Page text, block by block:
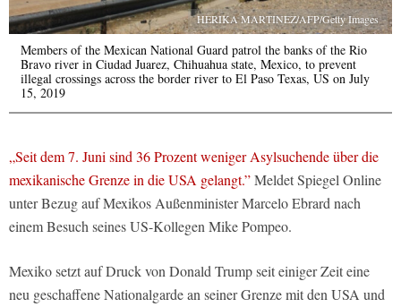
HERIKA MARTINEZ/AFP/Getty Images
Members of the Mexican National Guard patrol the banks of the Rio
Bravo river in Ciudad Juarez, Chihuahua state, Mexico, to prevent
illegal crossings across the border river to El Paso Texas, US on July
15, 2019
„Seit dem 7. Juni sind 36 Prozent weniger Asylsuchende über die
mexikanische Grenze in die USA gelangt.”Meldet Spiegel Online
unter Bezug auf Mexikos Außenminister Marcelo Ebrard nach
einem Besuch seines US-Kollegen Mike Pompeo.
Mexiko setzt auf Druck von Donald Trump seit einiger Zeit eine
neu geschaffene Nationalgarde an seiner Grenze mit den USA und